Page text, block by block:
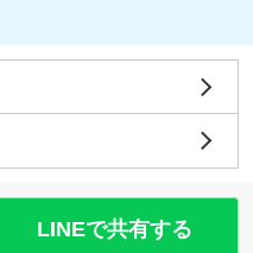
LINEで共有する